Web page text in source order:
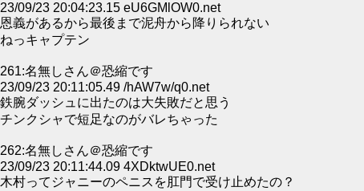
23/09/23 20:04:23.15 eU6GMlOW0.net
恩義があるから最後まで泥舟から降りられない
ねっキャプテン
261:名無しさん＠恐縮です
23/09/23 20:11:05.49 /hAW7w/q0.net
鉄腕ダッシュに出たのは大失敗だと思う
チンクシャで短足なのがバレちゃった
262:名無しさん＠恐縮です
23/09/23 20:11:44.09 4XDktwUE0.net
木村ってジャニーのペニスを肛門で受け止めたの？